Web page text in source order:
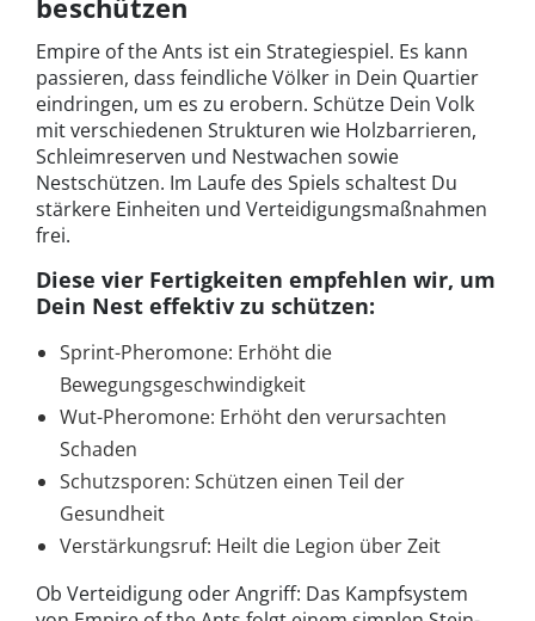
beschützen
Empire of the Ants ist ein Strategiespiel. Es kann
passieren, dass feindliche Völker in Dein Quartier
eindringen, um es zu erobern. Schütze Dein Volk
mit verschiedenen Strukturen wie Holzbarrieren,
Schleimreserven und Nestwachen sowie
Nestschützen. Im Laufe des Spiels schaltest Du
stärkere Einheiten und Verteidigungsmaßnahmen
frei.
Diese vier Fertigkeiten empfehlen wir, um
Dein Nest effektiv zu schützen:
Sprint-Pheromone: Erhöht die
Bewegungsgeschwindigkeit
Wut-Pheromone: Erhöht den verursachten
Schaden
Schutzsporen: Schützen einen Teil der
Gesundheit
Verstärkungsruf: Heilt die Legion über Zeit
Ob Verteidigung oder Angriff: Das Kampfsystem